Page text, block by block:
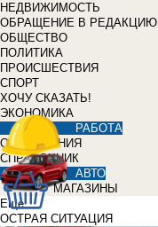
НЕДВИЖИМОСТЬ
ОБРАЩЕНИЕ В РЕДАКЦИЮ
ОБЩЕСТВО
ПОЛИТИКА
ПРОИСШЕСТВИЯ
СПОРТ
ХОЧУ СКАЗАТЬ!
ЭКОНОМИКА
РАБОТА
ОБЪЯВЛЕНИЯ
СПРАВОЧНИК
АВТО
МАГАЗИНЫ
Еще
ОСТРАЯ СИТУАЦИЯ